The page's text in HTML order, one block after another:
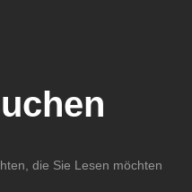
die Sie Lesen möchten